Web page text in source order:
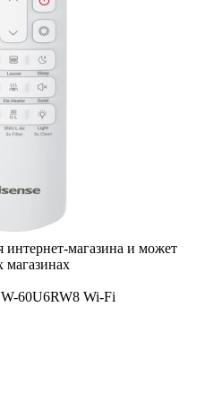
интернет-магазина и может
магазинах
60U6RW8 Wi-Fi